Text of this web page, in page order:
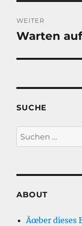
WEITER
Nächster
Warten
SUCHE
Suche
nach:
ABOUT
Ãœber dieses